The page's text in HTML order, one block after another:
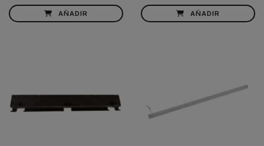
AÑADIR AÑADIR